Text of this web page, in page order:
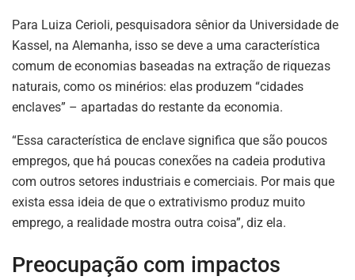
Para Luiza Cerioli, pesquisadora sênior da Universidade de
Kassel, na Alemanha, isso se deve a uma característica
comum de economias baseadas na extração de riquezas
naturais, como os minérios: elas produzem “cidades
enclaves” – apartadas do restante da economia.
“Essa característica de enclave significa que são poucos
empregos, que há poucas conexões na cadeia produtiva
com outros setores industriais e comerciais. Por mais que
exista essa ideia de que o extrativismo produz muito
emprego, a realidade mostra outra coisa”, diz ela.
Preocupação com impactos